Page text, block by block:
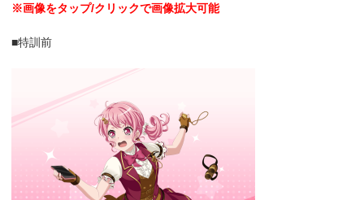
※画像をタップ/クリックで画像拡大可能
■特訓前